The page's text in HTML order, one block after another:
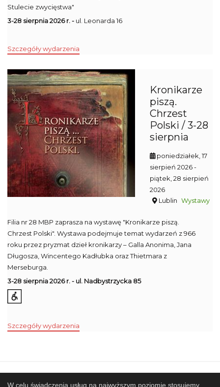
Stulecie zwycięstwa"
3-28 sierpnia 2026 r. - ul. Leonarda 16
Szczegóły wydarzenia
Kronikarze
piszą.
Chrzest
Polski / 3-28
sierpnia
poniedziałek, 17
sierpień 2026-
piątek, 28 sierpień
2026
Lublin Wystawy
Filia nr 28 MBP zaprasza na wystawę "Kronikarze piszą.
Chrzest Polski". Wystawa podejmuje temat wydarzeń z 966
roku przez pryzmat dzieł kronikarzy – Galla Anonima, Jana
Długosza, Wincentego Kadłubka oraz Thietmara z
Merseburga.
3-28 sierpnia 2026 r. - ul. Nadbystrzycka 85
Szczegóły wydarzenia
W celu świadczenia usług na najwyższym poziomie stosujemy